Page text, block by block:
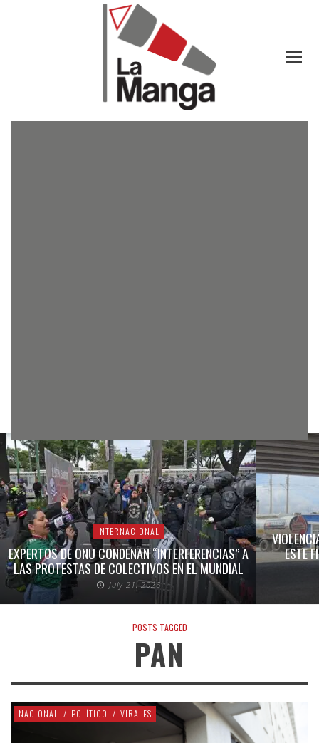
INTERNACIONAL
EXPERTOS DE ONU CONDENAN “INTERFERENCIAS” A
LAS PROTESTAS DE COLECTIVOS EN EL MUNDIAL
July 21, 2026
ESTE
POSTS TAGGED
PAN
NACIONAL / POLÍTICO / VIRALES